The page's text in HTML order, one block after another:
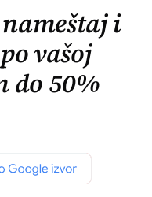
i
vašoj
do 50%